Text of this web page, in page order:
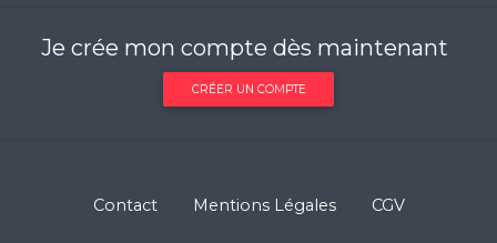
Je crée mon compte dès maintenant
CRÉER UN COMPTE
Contact Mentions Légales CGV